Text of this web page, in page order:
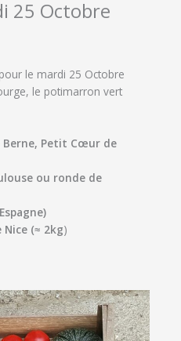
25 Octobre
le mardi 25 Octobre
le potimarron vert
Berne, Petit Cœur de
ou ronde de
Nice (≈ 2kg)